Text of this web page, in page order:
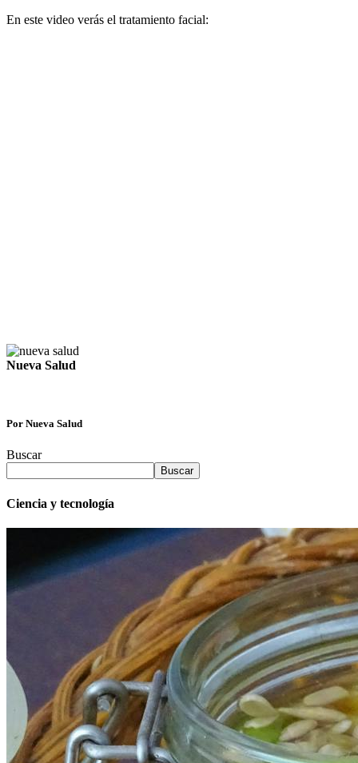
En este video verás el tratamiento facial:
Nueva Salud
Por Nueva Salud
Buscar
Buscar
Ciencia y tecnología